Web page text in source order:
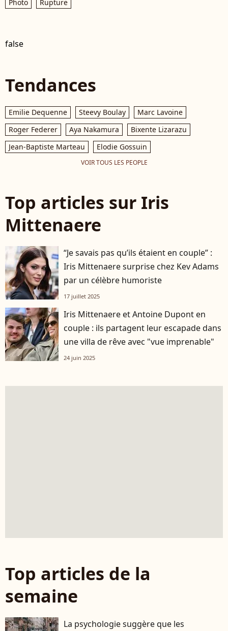
Photo Rupture
false
Tendances
Emilie Dequenne Steevy Boulay
Marc Lavoine
Roger Federer
Aya Nakamura
Bixente Lizarazu
Jean-Baptiste Marteau
Elodie Gossuin
VOIR TOUS LES PEOPLE
Top articles sur Iris
Mittenaere
“Je savais pas qu’ils étaient en couple” :
Iris Mittenaere surprise chez Kev Adams
par un célèbre humoriste
17 juillet 2025
Iris Mittenaere et Antoine Dupont en
couple : ils partagent leur escapade dans
une villa de rêve avec "vue imprenable"
24 juin 2025
Top articles de la
semaine
La psychologie suggère que les